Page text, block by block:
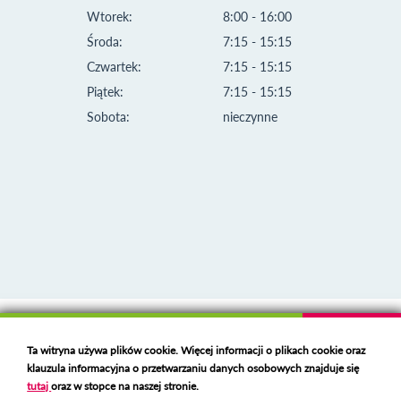
Wtorek:
Środa:
Czwartek:
Piątek:
Sobota:
8:00 - 16:00
7:15 - 15:15
7:15 - 15:15
7:15 - 15:15
nieczynne
Deklaracja dostępności
Polski serwer RBLhttps://polspam.pl/
Ta witryna używa plików cookie. Więcej informacji o plikach cookie oraz
klauzula informacyjna o przetwarzaniu danych osobowych znajduje się
tutajoraz w stopce na naszej stronie.